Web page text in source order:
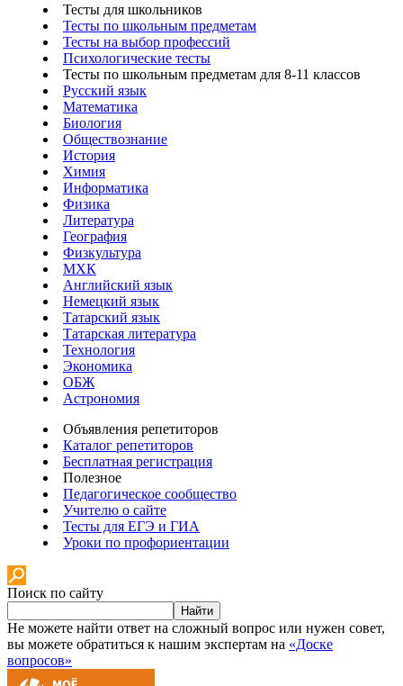
Тесты для школьников
Тесты по школьным предметам
Тесты на выбор профессий
Психологические тесты
Тесты по школьным предметам для 8-11 классов
Русский язык
Математика
Биология
Обществознание
История
Химия
Информатика
Физика
Литература
География
Физкультура
МХК
Английский язык
Немецкий язык
Татарский язык
Татарская литература
Технология
Экономика
ОБЖ
Астрономия
Объявления репетиторов
Каталог репетиторов
Бесплатная регистрация
Полезное
Педагогическое сообщество
Учителю о сайте
Тесты для ЕГЭ и ГИА
Уроки по профориентации
Поиск по сайту
Найти
Не можете найти ответ на сложный вопрос или нужен совет,
вы можете обратиться к нашим экспертам на «Доске
вопросов»